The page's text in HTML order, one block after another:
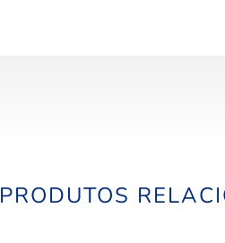
PRODUTOS